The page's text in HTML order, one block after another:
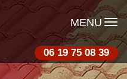
MENU
06 19 75 08 39